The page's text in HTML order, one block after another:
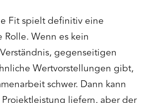
Fit spielt definitiv eine
Wenn es kein
gegenseitigen
Wertvorstellungen gibt,
schwer. Dann kann
liefern, aber der